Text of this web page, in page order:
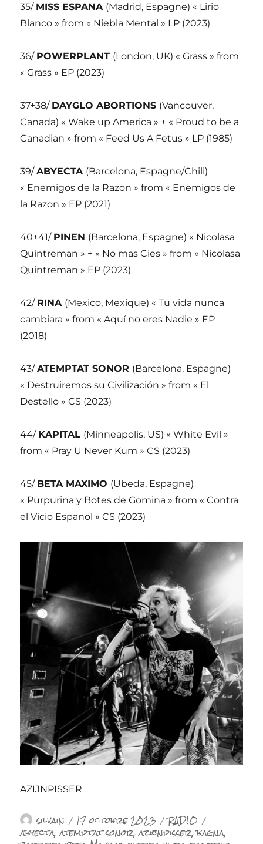
35/ MISS ESPANA (Madrid, Espagne) « Lirio
Blanco » from « Niebla Mental » LP (2023)
36/ POWERPLANT (London, UK) « Grass » from
« Grass » EP (2023)
37+38/ DAYGLO ABORTIONS (Vancouver,
Canada) « Wake up America » + « Proud to be a
Canadian » from « Feed Us A Fetus » LP (1985)
39/ABYECTA (Barcelona, Espagne/Chili)
« Enemigos de la Razon » from « Enemigos de
la Razon » EP (2021)
40+41/ PINEN (Barcelona, Espagne) « Nicolasa
Quintreman » + « No mas Cies » from « Nicolasa
Quintreman » EP (2023)
42/ RINA (Mexico, Mexique) « Tu vida nunca
cambiara » from « Aquí no eres Nadie » EP
(2018)
43/ATEMPTAT SONOR (Barcelona, Espagne)
« Destruiremos su Civilización » from « El
Destello » CS (2023)
44/ KAPITAL (Minneapolis, US) « White Evil »
from « Pray U Never Kum » CS (2023)
45/ BETA MAXIMO (Ubeda, Espagne)
« Purpurina y Botes de Gomina » from « Contra
el Vicio Espanol » CS (2023)
AZIJNPISSER
Auteur
silvain Publié
le
17 octobre 2023 Catégories
RADIO
abyecta,atemptat sonor,azijnpisser,bagna,